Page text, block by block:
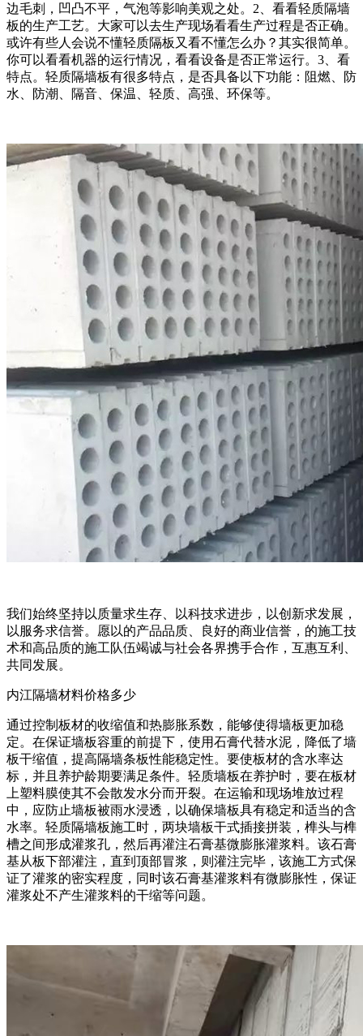
边毛刺，凹凸不平，气泡等影响美观之处。2、看看轻质隔墙
板的生产工艺。大家可以去生产现场看看生产过程是否正确。
或许有些人会说不懂轻质隔板又看不懂怎么办？其实很简单。
你可以看看机器的运行情况，看看设备是否正常运行。3、看
特点。轻质隔墙板有很多特点，是否具备以下功能：阻燃、防
水、防潮、隔音、保温、轻质、高强、环保等。
我们始终坚持以质量求生存、以科技求进步，以创新求发展，
以服务求信誉。愿以的产品品质、良好的商业信誉，的施工技
术和高品质的施工队伍竭诚与社会各界携手合作，互惠互利、
共同发展。
内江隔墙材料价格多少
通过控制板材的收缩值和热膨胀系数，能够使得墙板更加稳
定。在保证墙板容重的前提下，使用石膏代替水泥，降低了墙
板干缩值，提高隔墙条板性能稳定性。要使板材的含水率达
标，并且养护龄期要满足条件。轻质墙板在养护时，要在板材
上塑料膜使其不会散发水分而开裂。在运输和现场堆放过程
中，应防止墙板被雨水浸透，以确保墙板具有稳定和适当的含
水率。轻质隔墙板施工时，两块墙板干式插接拼装，榫头与榫
槽之间形成灌浆孔，然后再灌注石膏基微膨胀灌浆料。该石膏
基从板下部灌注，直到顶部冒浆，则灌注完毕，该施工方式保
证了灌浆的密实程度，同时该石膏基灌浆料有微膨胀性，保证
灌浆处不产生灌浆料的干缩等问题。